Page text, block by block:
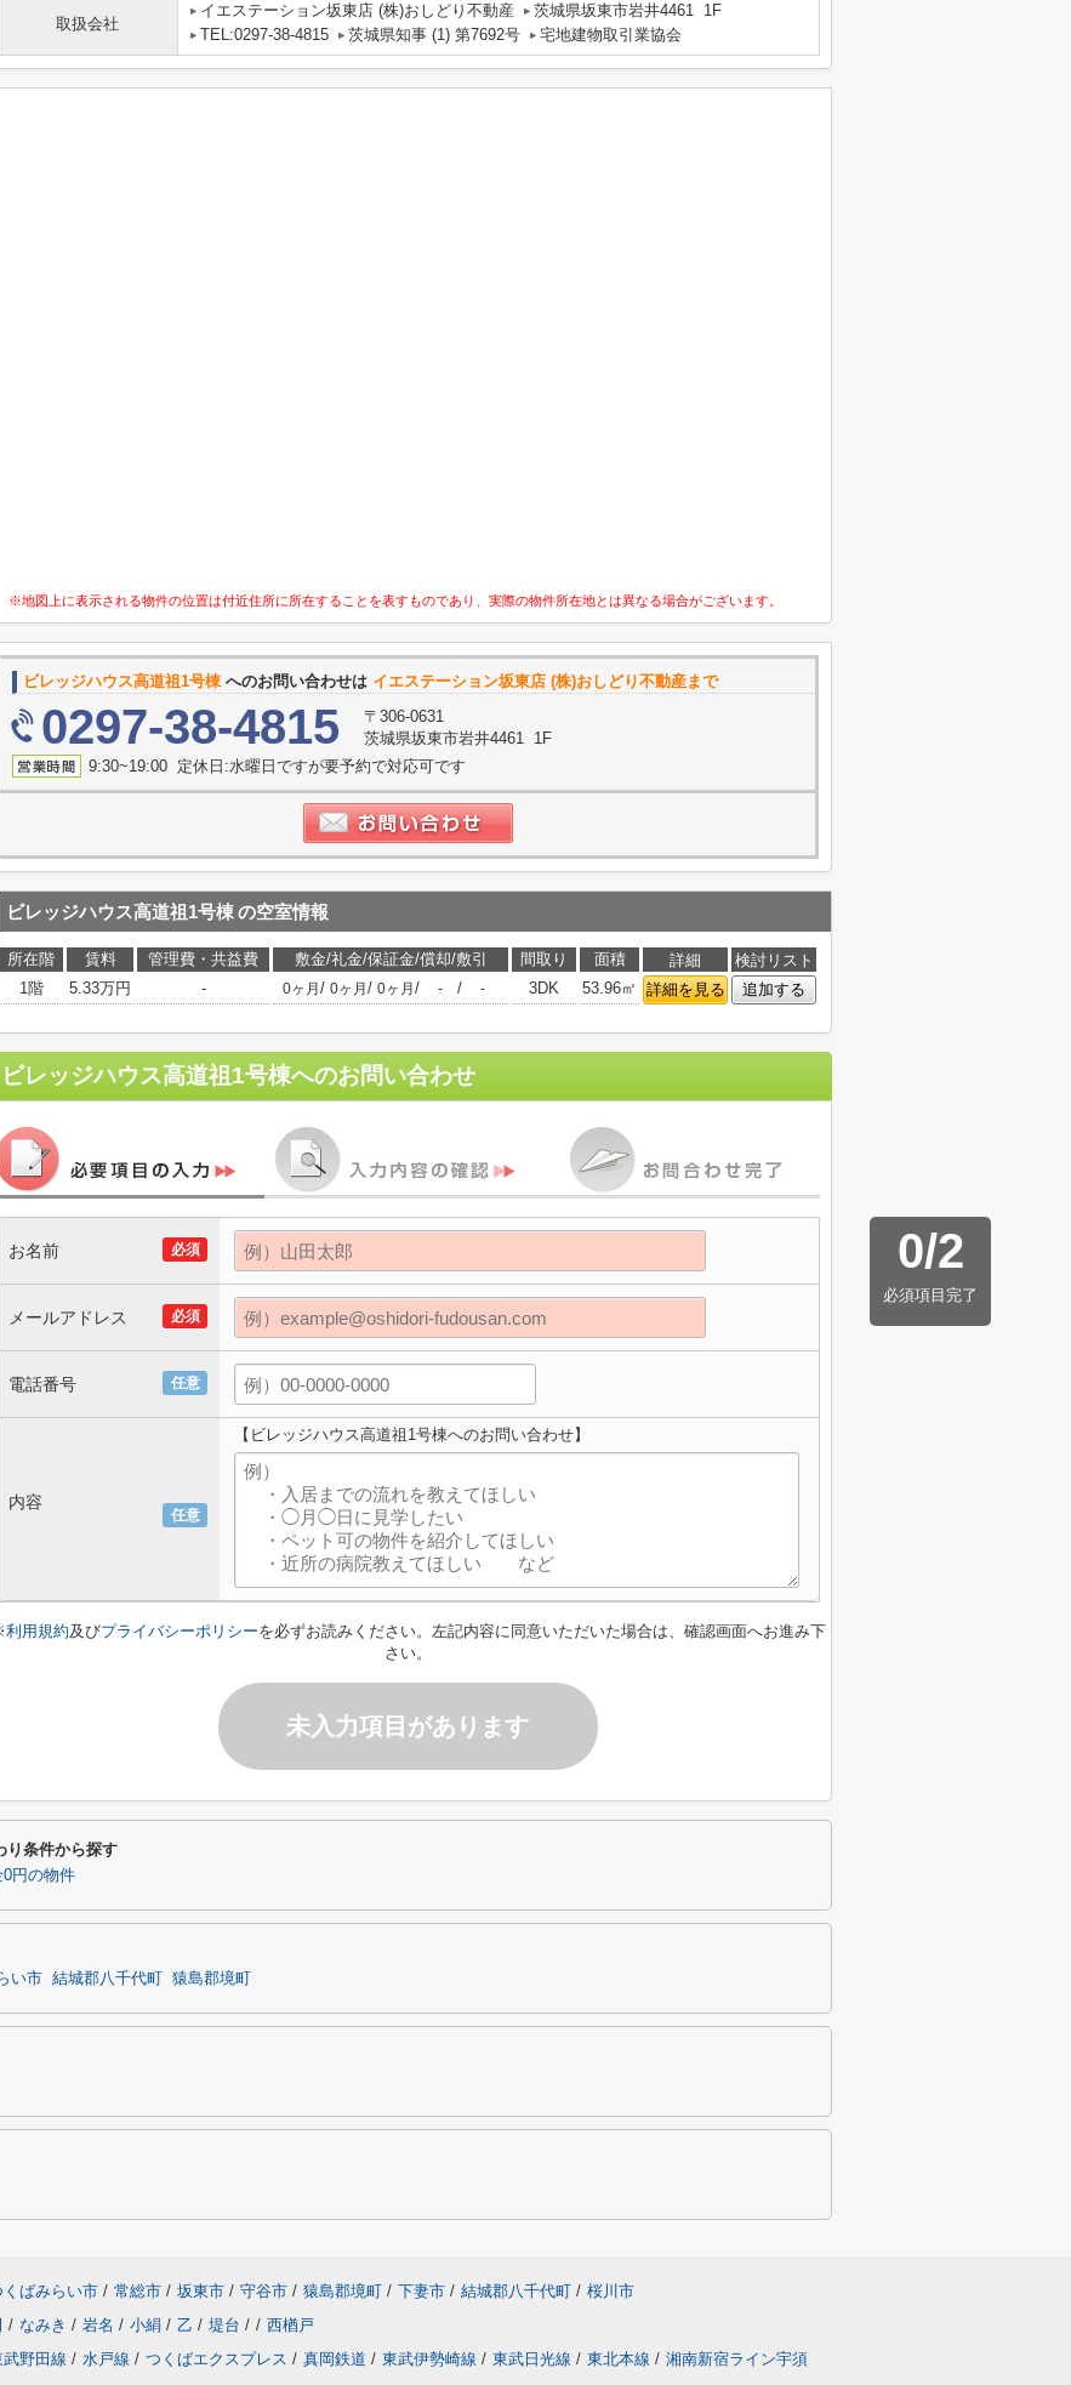
取扱会社
イエステーション坂東店 (株)おしどり不動産
茨城県坂東市岩井4461 1F
TEL:0297-38-4815
茨城県知事 (1) 第7692号 宅地建物取引業協会
※地図上に表示される物件の位置は付近住所に所在することを表すものであり、実際の物件所在地とは異なる場合がございます。
ビレッジハウス高道祖1号棟 へのお問い合わせは イエステーション坂東店 (株)おしどり不動産まで
0297-38-4815
〒306-0631
茨城県坂東市岩井4461 1F
9:30~19:00 定休日:水曜日ですが要予約で対応可です
ビレッジハウス高道祖1号棟の空室情報
所在階 賃料 管理費・共益費 敷金/礼金/保証金/償却/敷引 間取り 面積 詳細
検討リスト
1階
5.33万円 - 0ヶ月 / 0ヶ月 / 0ヶ月 / - / - 3DK 53.96㎡ 詳細を見る 追加する
ビレッジハウス高道祖1号棟へのお問い合わせ
0/2
必須項目完了
必須
お名前
必須
メールアドレス
任意
電話番号
任意
内容
【ビレッジハウス高道祖1号棟へのお問い合わせ】
利用規約及びプライバシーポリシーを必ずお読みください。左記内容に同意いただいた場合は、確認画面へお進み下
さい。
未入力項目があります
り条件から探す
0円の物件
い市 結城郡八千代町 猿島郡境町
くばみらい市 / 常総市 / 坂東市 / 守谷市 / 猿島郡境町 / 下妻市 / 結城郡八千代町 / 桜川市
/ なみき / 岩名 / 小絹 / 乙 / 堤台 / / 西楢戸
武野田線 / 水戸線 / つくばエクスプレス / 真岡鉄道 / 東武伊勢崎線 / 東武日光線 / 東北本線 / 湘南新宿ライン宇須